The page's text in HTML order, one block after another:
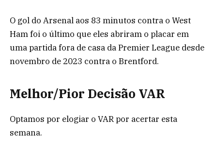
O gol do Arsenal aos 83 minutos contra o West
Ham foi o último que eles abriram o placar em
uma partida fora de casa da Premier League desde
novembro de 2023 contra o Brentford.
Melhor/Pior Decisão VAR
Optamos por elogiar o VAR por acertar esta
semana.